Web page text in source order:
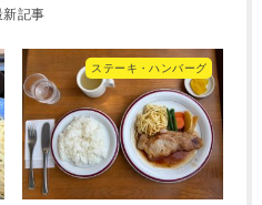
ステーキ・ハンバーグ